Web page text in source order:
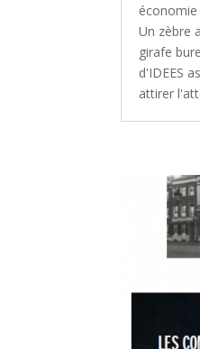
Un zèbre
girafe
d'IDEES
attirer